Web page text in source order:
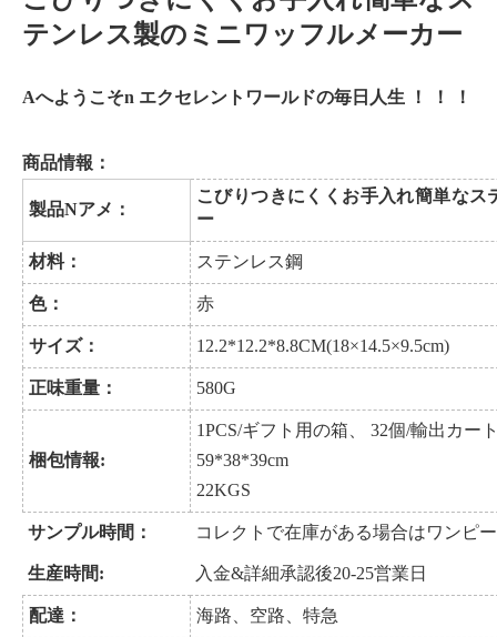
テンレス製のミニワッフルメーカー
Aへようこそn エクセレントワールドの毎日 人生 ！ ！ ！
商品情報：
製品Nアメ：
こびりつきにくくお手入れ簡単な
ー
材料： ステンレス鋼
色： 赤
サイズ： 12.2*12.2*8.8CM(18×14.5×9.5cm)
正味重量： 580G
梱包情報:
1PCS/ギフト用の箱、 32個/輸出カー
59*38*39cm
22KGS
サンプル時間： コレクトで在庫がある場合はワンピ
生産時間: 入金&詳細承認後20-25営業日
配達：
海路、空路、特急